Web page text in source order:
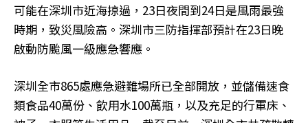
可能在深圳市近海掠過，23日夜間到24日是風雨最強
時期，致災風險高。深圳市三防指揮部預計在23日晚
啟動防颱風一級應急響應。
深圳全市865處應急避難場所已全部開放，並儲備速食
類食品40萬份、飲用水100萬瓶，以及充足的行軍床、